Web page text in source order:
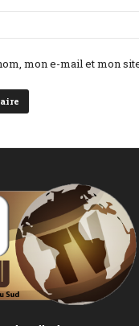
mon e-mail et mon